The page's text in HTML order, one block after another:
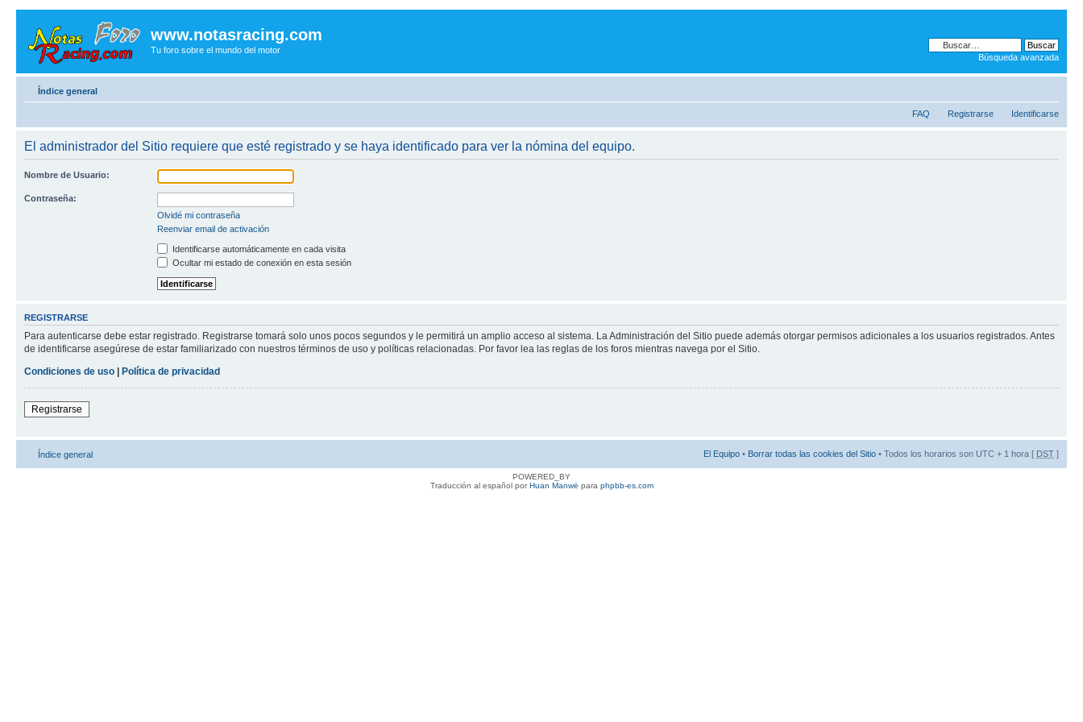
www.notasracing.com
Tu foro sobre el mundo del motor
Búsqueda avanzada
Índice general
FAQ Registrarse Identificarse
El administrador del Sitio requiere que esté registrado y se haya identificado para ver la nómina del equipo.
Nombre de Usuario:
Contraseña:
Olvidé mi contraseña
Reenviar email de activación
Identificarse automáticamente en cada visita
Ocultar mi estado de conexión en esta sesión
REGISTRARSE
Para autenticarse debe estar registrado. Registrarse tomará solo unos pocos segundos y le permitirá un amplio acceso al sistema. La Administración del Sitio puede además otorgar permisos adicionales a los usuarios registrados. Antes
de identificarse asegúrese de estar familiarizado con nuestros términos de uso y políticas relacionadas. Por favor lea las reglas de los foros mientras navega por el Sitio.
Condiciones de uso
Política de privacidad
Registrarse
Índice general El Equipo • Borrar todas las cookies del Sitio • Todos los horarios son UTC + 1 hora [ DST ]
POWERED_BY
Traducción al español porHuan Manwë para phpbb-es.com